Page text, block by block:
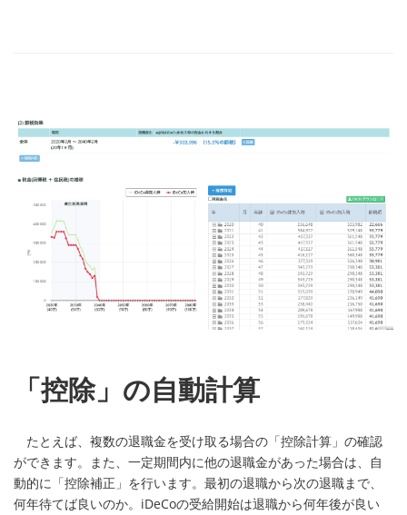
「控除」の自動計算
たとえば、複数の退職金を受け取る場合の「控除計算」の確認
ができます。また、一定期間内に他の退職金があった場合は、自
動的に「控除補正」を行います。最初の退職から次の退職まで、
何年待てば良いのか。iDeCoの受給開始は退職から何年後が良い